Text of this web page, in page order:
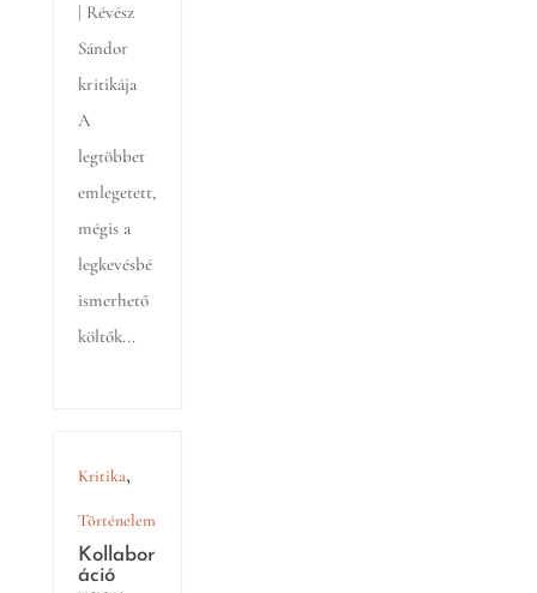
| Révész
Sándor
kritikája
A
legtöbbet
emlegetett,
mégis a
legkevésbé
ismerhető
költők...
Kritika,
Történelem
Kollabor
áció